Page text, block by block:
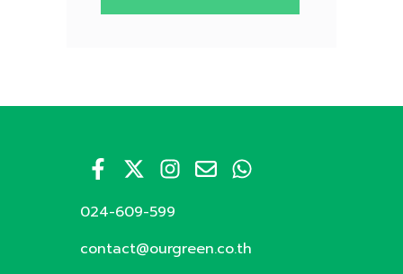
024-609-599
contact@ourgreen.co.th